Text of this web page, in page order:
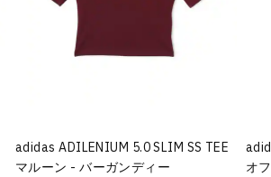
adidas ADILENIUM 5.0 SLIM SS TEE
マルーン - バーガンディー
オ